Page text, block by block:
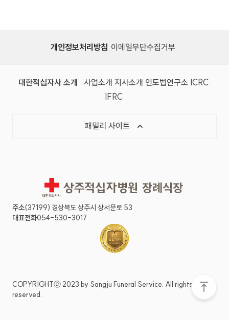
개인정보처리방침 이메일무단수집거부
대한적십자사 소개 사업소개 지사소개 인도법연구소 ICRC
IFRC
패밀리 사이트
상주적십자병원 장례식장
주소(37199) 경상북도 상주시 상서문로 53
대표전화054-530-3017
COPYRIGHTⓒ 2023 by Sangju Funeral Service. All rights
reserved.